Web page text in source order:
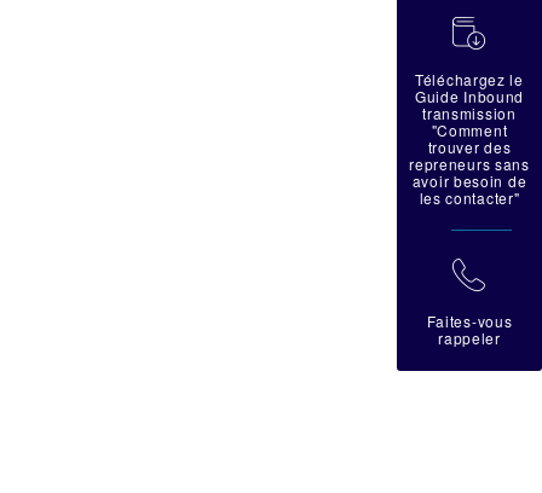
蠟
Téléchargez le
Guide Inbound
transmission
"Comment
trouver des
repreneurs sans
avoir besoin de
les contacter"
拉
Faites-vous
rappeler